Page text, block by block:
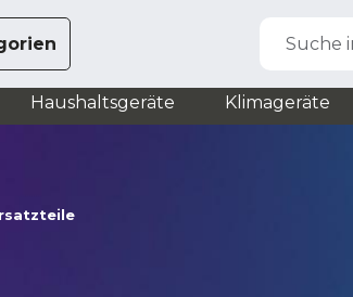
Suche
Haushaltsgeräte Klimageräte